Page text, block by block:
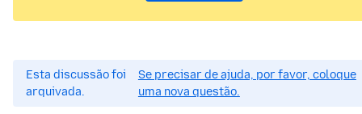
Esta discussão foi
arquivada.
Se precisar de ajuda, por favor, coloque
uma nova questão.